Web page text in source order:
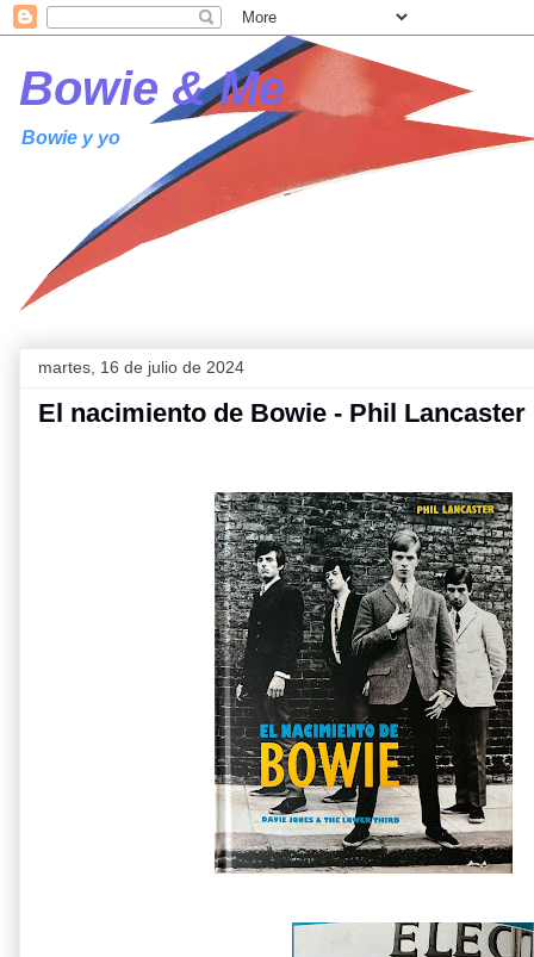
Bowie & Me
Bowie y yo
martes, 16 de julio de 2024
El nacimiento de Bowie - Phil Lancaster